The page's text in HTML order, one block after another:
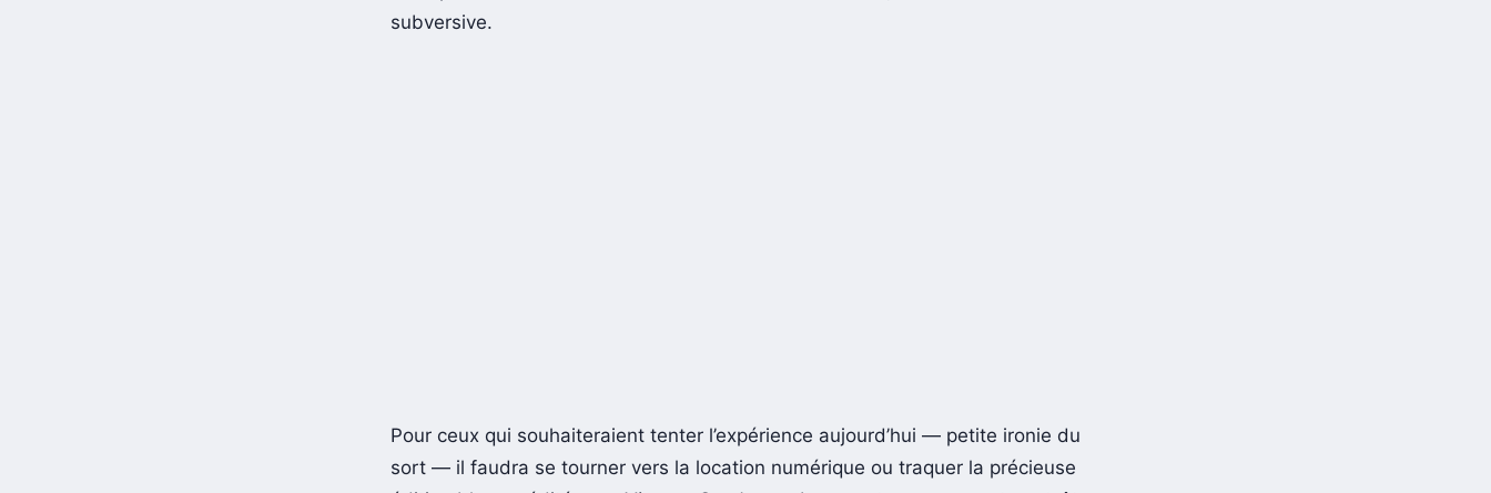
volet préfère s’enliser dans une extension du récit initial, diluant ainsi sa force
Pour ceux qui souhaiteraient tenter l’expérience aujourd’hui — petite ironie du